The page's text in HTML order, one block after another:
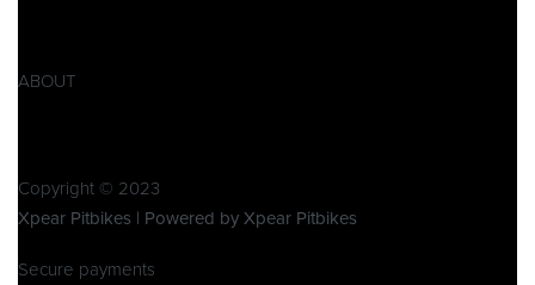
ABOUT
Copyright © 2023
Xpear Pitbikes | Powered by Xpear Pitbikes
Secure payments